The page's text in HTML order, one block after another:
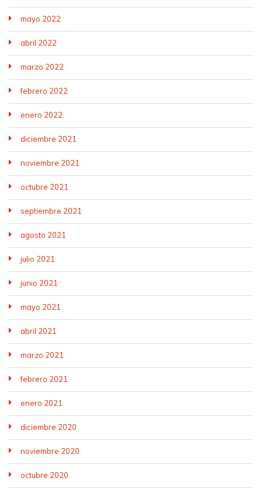
mayo 2022
abril 2022
marzo 2022
febrero 2022
enero 2022
diciembre 2021
noviembre 2021
octubre 2021
septiembre 2021
agosto 2021
julio 2021
junio 2021
mayo 2021
abril 2021
marzo 2021
febrero 2021
enero 2021
diciembre 2020
noviembre 2020
octubre 2020